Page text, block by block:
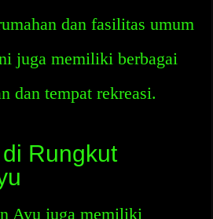
dan fasilitas umum
juga memiliki berbagai
dan tempat rekreasi.
Rungkut
Ayu juga memiliki